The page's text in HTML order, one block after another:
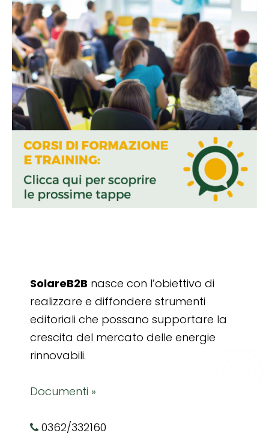
SolareB2B nasce con l’obiettivo di
realizzare e diffondere strumenti
editoriali che possano supportare la
crescita del mercato delle energie
rinnovabili.
Documenti »
0362/332160